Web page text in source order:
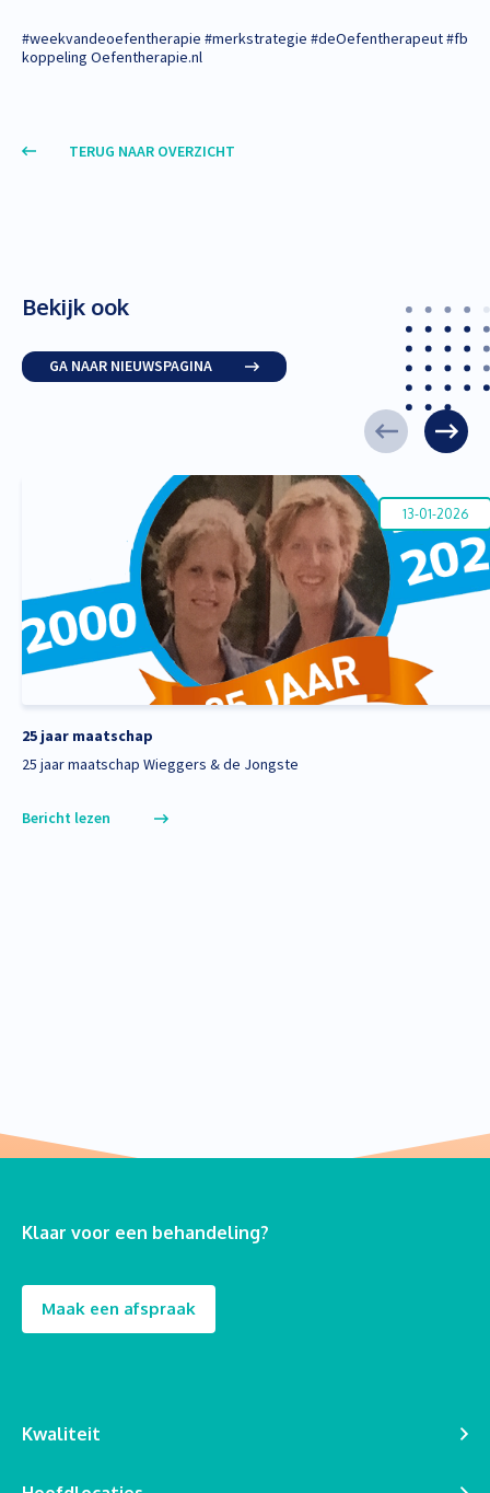
#weekvandeoefentherapie #merkstrategie #deOefentherapeut #fb
koppeling Oefentherapie.nl
TERUG NAAR OVERZICHT
Bekijk ook
GA NAAR NIEUWSPAGINA
13-01-2026
25 jaar maatschap
25 jaar maatschap Wieggers & de Jongste
Bericht lezen
Klaar voor een behandeling?
Maak een afspraak
Kwaliteit